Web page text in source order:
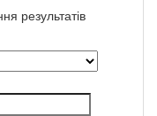
результатів